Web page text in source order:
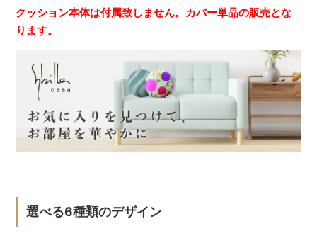
クッション本体は付属致しません。カバー単品の販売とな
ります。
選べる6種類のデザイン